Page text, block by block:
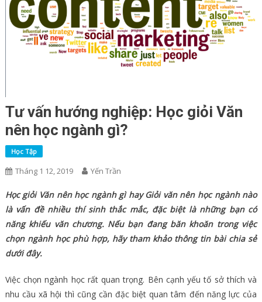
Tư vấn hướng nghiệp: Học giỏi Văn
nên học ngành gì?
Học Tập
Tháng 1 12, 2019 Yến Trần
Học giỏi Văn nên học ngành gì hay Giỏi văn nên học ngành nào
là vấn đề nhiều thí sinh thắc mắc, đặc biệt là những bạn có
năng khiếu văn chương. Nếu bạn đang băn khoăn trong việc
chọn ngành học phù hợp, hãy tham khảo thông tin bài chia sẻ
dưới đây.
Việc chọn ngành học rất quan trọng. Bên cạnh yếu tố sở thích và
nhu cầu xã hội thì cũng cần đặc biệt quan tâm đến năng lực của